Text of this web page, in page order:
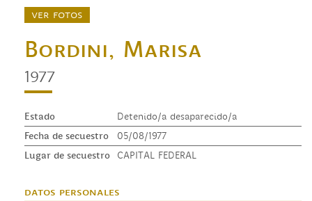
ver fotos
Bordini, Marisa
1977
Estado
Detenido/a desaparecido/a
Fecha de secuestro
05/08/1977
Lugar de secuestro
CAPITAL FEDERAL
datos personales